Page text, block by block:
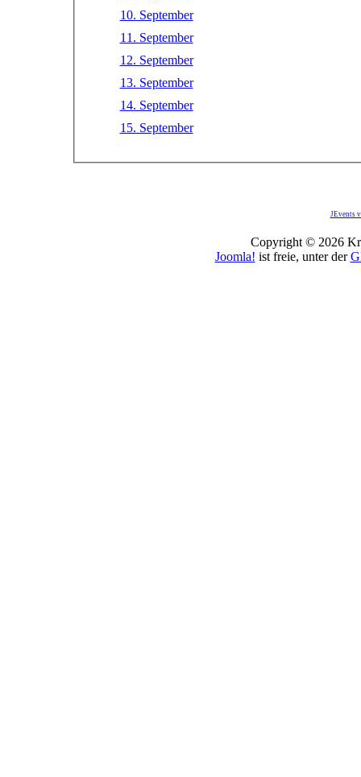
10. September
11. September
12. September
13. September
14. September
15. September
JEvents
Copyright © 2026
Joomla! ist freie, unter der